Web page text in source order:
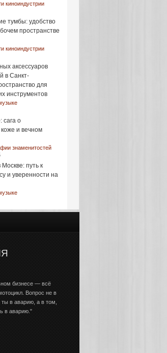
киноиндустрии
тумбы: удобство
пространстве
киноиндустрии
аксессуаров
в Санкт-
для
инструментов
сага о
и вечном
знаменитостей
путь к
и уверенности на
бизнесе — всё
Вопрос не в
в аварию, а в том,
в аварию."